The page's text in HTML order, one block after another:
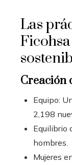
Las
Creación
Equipo:
2,198
Equilibrio
hombres.
Mujeres